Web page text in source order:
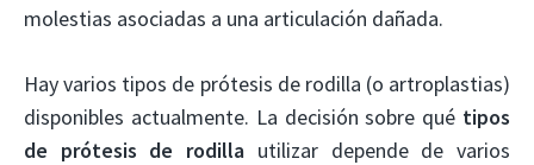
molestias asociadas a una articulación dañada.
Hay varios tipos de prótesis de rodilla (o artroplastias)
disponibles actualmente. La decisión sobre qué tipos
de prótesis de rodilla utilizar depende de varios